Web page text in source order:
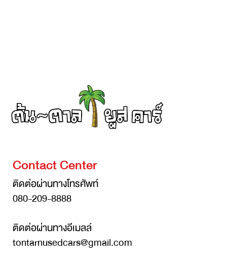
Contact Center
ติดต่อผ่านทางโทรศัพท์
080-209-8888
ติดต่อผ่านทางอีเมลล์
tontarnusedcars@gmail.com